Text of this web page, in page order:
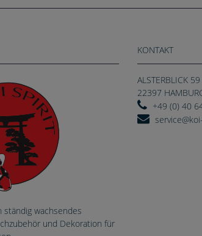
wachsendes
und Dekoration für
KONTAKT
ALSTERBLICK 59
22397
+49 (0) 40